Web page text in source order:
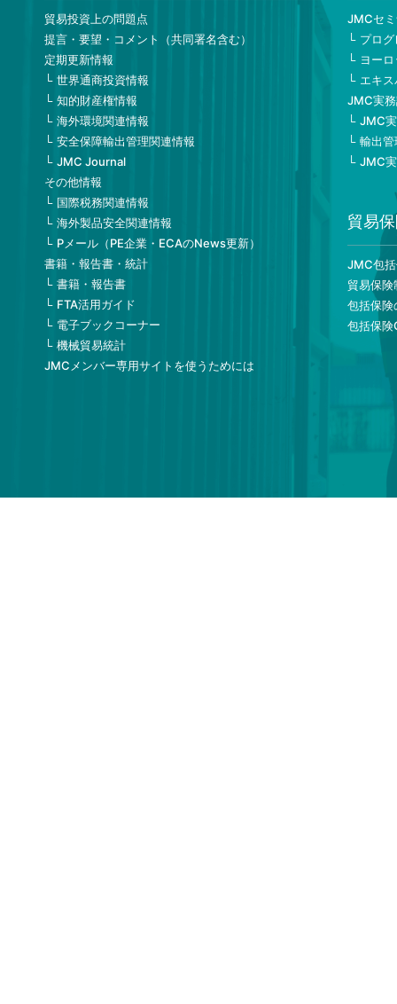
貿易投資上の問題点
提言・要望・コメント（共同署名含む）
定期更新情報
世界通商投資情報
知的財産権情報
海外環境関連情報
安全保障輸出管理関連情報
JMC Journal
その他情報
国際税務関連情報
海外製品安全関連情報
Pメール（PE企業・ECAのNews更新）
書籍・報告書・統計
書籍・報告書
FTA活用ガイド
電子ブックコーナー
機械貿易統計
JMCメンバー専用サイトを使うためには
JMCセ
プロ
ヨー
エキ
JMC実
JMC
輸出
JMC
貿易
JMC包
貿易保険
包括保険
包括保険